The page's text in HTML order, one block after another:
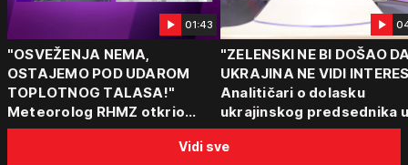
01:43
"OSVEŽENJA NEMA,
OSTAJEMO POD UDAROM
TOPLOTNOG TALASA!"
Meteorolog RHMZ otkrio
kakvo vreme nas čeka do
"ZELENSKI NE BI DOŠAO
UKRAJINA NE VIDI
Analitičari o dolasku
ukrajinskog predsednika u
Beograd: "Srbija može da
razgovara sa svima"
Vidi sve